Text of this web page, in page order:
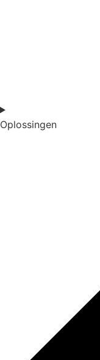
Oplossingen